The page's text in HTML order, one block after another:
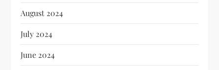
August 2024
July 2024
June 2024